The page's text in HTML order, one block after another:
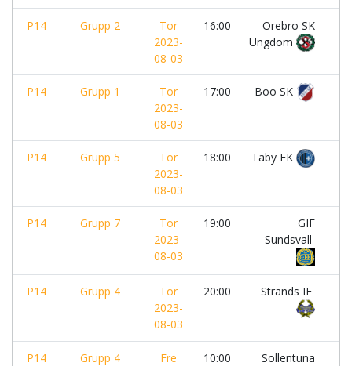
P14 Grupp 2
Tor
2023-
08-03
16:00
Örebro SK
Ungdom
P14 Grupp 1
Tor
2023-
08-03
17:00 Boo SK
P14 Grupp 5
Tor
2023-
08-03
18:00 Täby FK
P14 Grupp 7
Tor
2023-
08-03
19:00
GIF
Sundsvall
P14 Grupp 4
Tor
2023-
08-03
20:00 Strands IF
P14 Grupp 4
Fre
10:00
Sollentuna